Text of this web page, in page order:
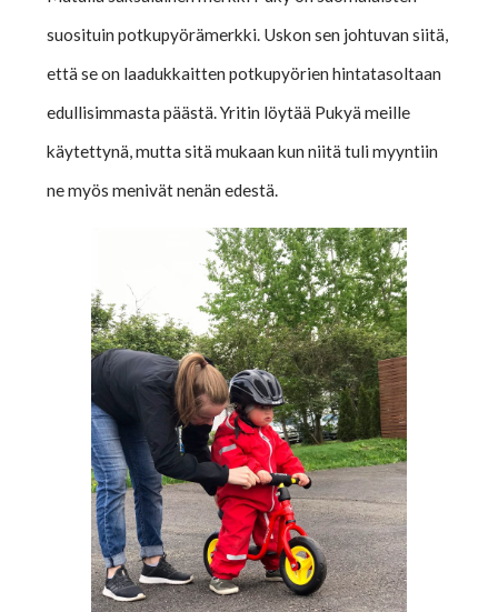
suosituin potkupyörämerkki. Uskon sen johtuvan siitä,
että se on laadukkaitten potkupyörien hintatasoltaan
edullisimmasta päästä. Yritin löytää Pukyä meille
käytettynä, mutta sitä mukaan kun niitä tuli myyntiin
ne myös menivät nenän edestä.